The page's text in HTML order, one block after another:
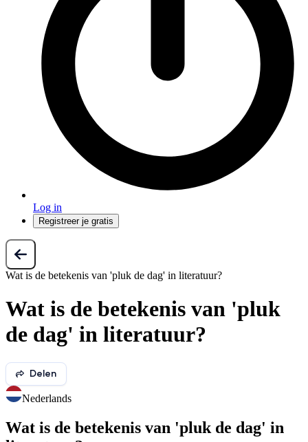
Log in
Registreer je gratis
Wat is de betekenis van 'pluk de dag' in literatuur?
Wat is de betekenis van 'pluk
de dag' in literatuur?
Delen
Nederlands
Wat is de betekenis van 'pluk de dag' in